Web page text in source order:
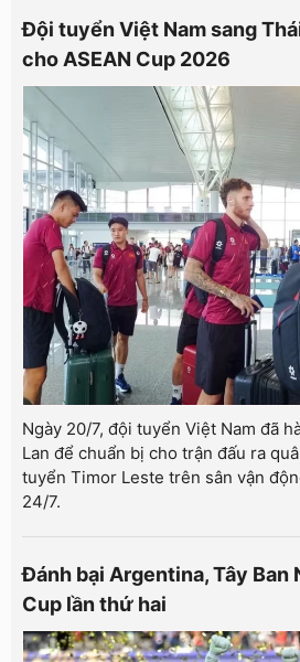
Đội tuyển Việt Nam sang
cho ASEAN Cup 2026
Ngày 20/7, đội tuyển Việt Nam đã
Lan để chuẩn bị cho trận đấu ra
tuyển Timor Leste trên sân vận
24/7.
Đánh bại Argentina, Tây Ban
Cup lần thứ hai